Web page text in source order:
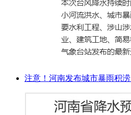
注意！河南发布城市暴雨积